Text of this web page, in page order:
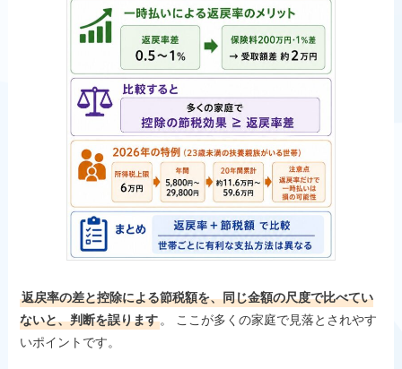
返戻率の差と控除による節税額を、同じ金額の尺度で比べてい
ないと、判断を誤ります。 ここが多くの家庭で見落とされやす
いポイントです。